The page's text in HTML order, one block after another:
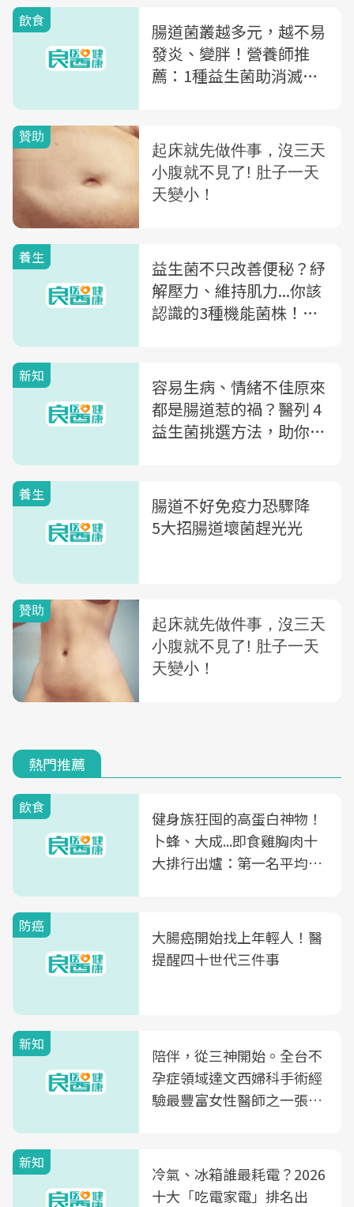
飲食
腸道菌叢越多元，越不易
發炎、變胖！營養師推
薦：1種益生菌助消滅體
養生
益生菌不只改善便秘？紓
解壓力、維持肌力...你該
認識的3種機能菌株！怎
新知
容易生病、情緒不佳原來
都是腸道惹的禍？醫列 4
益生菌挑選方法，助你腸
養生
腸道不好免疫力恐驟降
5大招腸道壞菌趕光光
熱門推薦
飲食
健身族狂囤的高蛋白神物！
卜蜂、大成...即食雞胸肉十
大排行出爐：第一名平均一
防癌
大腸癌開始找上年輕人！醫
提醒四十世代三件事
新知
陪伴，從三神開始。全台不
孕症領域達文西婦科手術經
驗最豐富女性醫師之一張永
光田醫院建構360度女性健
康照護生態圈
新知
冷氣、冰箱誰最耗電？2026
十大「吃電家電」排名出